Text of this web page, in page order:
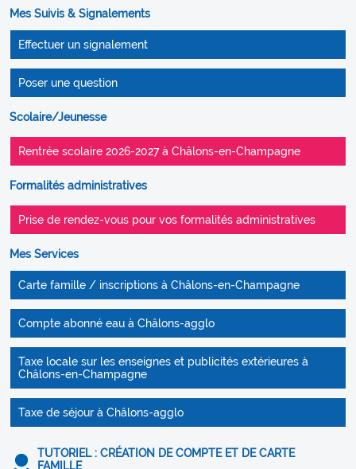
Mes Suivis & Signalements
Effectuer un signalement
Poser une question
Scolaire/Jeunesse
Rentrée scolaire 2026-2027 à Châlons-en-Champagne
Formalités administratives
Prise de rendez-vous pour vos formalités administratives
Mes Services
Carte famille / inscriptions à Châlons-en-Champagne
Compte abonné eau à Châlons-agglo
Taxe locale sur les enseignes et publicités extérieures à
Châlons-en-Champagne
Taxe de séjour à Châlons-agglo
TUTORIEL : CRÉATION DE COMPTE ET DE CARTE
FAMILLE